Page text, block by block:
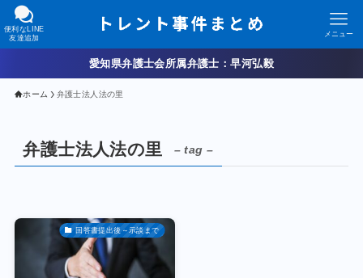
便利なLINE
友達追加
メニュー
愛知県弁護士会所属弁護士：早河弘毅
ホーム 弁護士法人法の里
弁護士法人法の里 – tag –
回答書提出後～示談まで